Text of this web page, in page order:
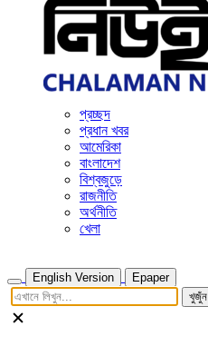
প্রচ্ছদ
প্রধান খবর
আমেরিকা
বাংলাদেশ
বিশ্বজুড়ে
রাজনীতি
অর্থনীতি
খেলা
English Version
Epaper
খুজুঁন